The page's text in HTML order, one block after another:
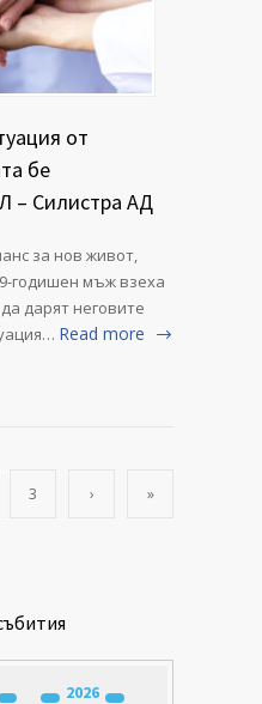
от
бе
– Силистра АД
за нов живот,
годишен мъж взеха
дарят неговите
Read more
3 › »
2026